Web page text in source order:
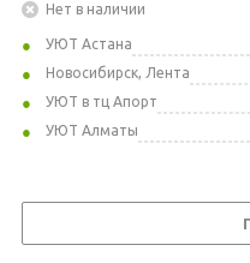
Нет в наличии
УЮТ Астана
Новосибирск, Лента
УЮТ в тц Апорт
УЮТ Алматы